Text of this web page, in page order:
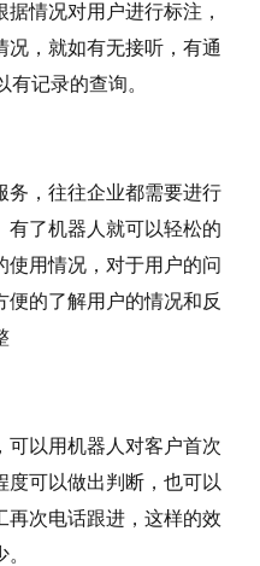
情况对用户进行标注，
况，就如有无接听，有通
记录的查询。
，往往企业都需要进行
有了机器人就可以轻松的
使用情况，对于用户的问
的了解用户的情况和反
以用机器人对客户首次
度可以做出判断，也可以
再次电话跟进，这样的效